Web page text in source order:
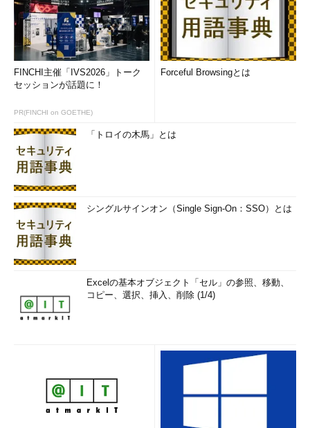
FINCHI主催「IVS2026」トーク
セッションが話題に！
PR(FINCHI on GOETHE)
Forceful Browsingとは
「トロイの木馬」とは
シングルサインオン（Single Sign-On：SSO）とは
Excelの基本オブジェクト「セル」の参照、移動、
コピー、選択、挿入、削除 (1/4)